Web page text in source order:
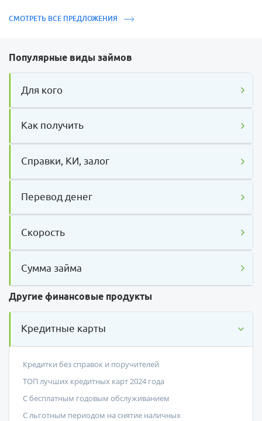
СМОТРЕТЬ ВСЕ ПРЕДЛОЖЕНИЯ
Популярные виды займов
Для кого
Как получить
Справки, КИ, залог
Перевод денег
Скорость
Сумма займа
Другие финансовые продукты
Кредитные карты
Кредитки без справок и поручителей
ТОП лучших кредитных карт 2024 года
С бесплатным годовым обслуживанием
С льготным периодом на снятие наличных